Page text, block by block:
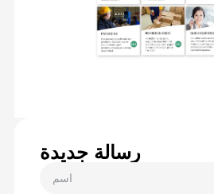
رسالة جديدة